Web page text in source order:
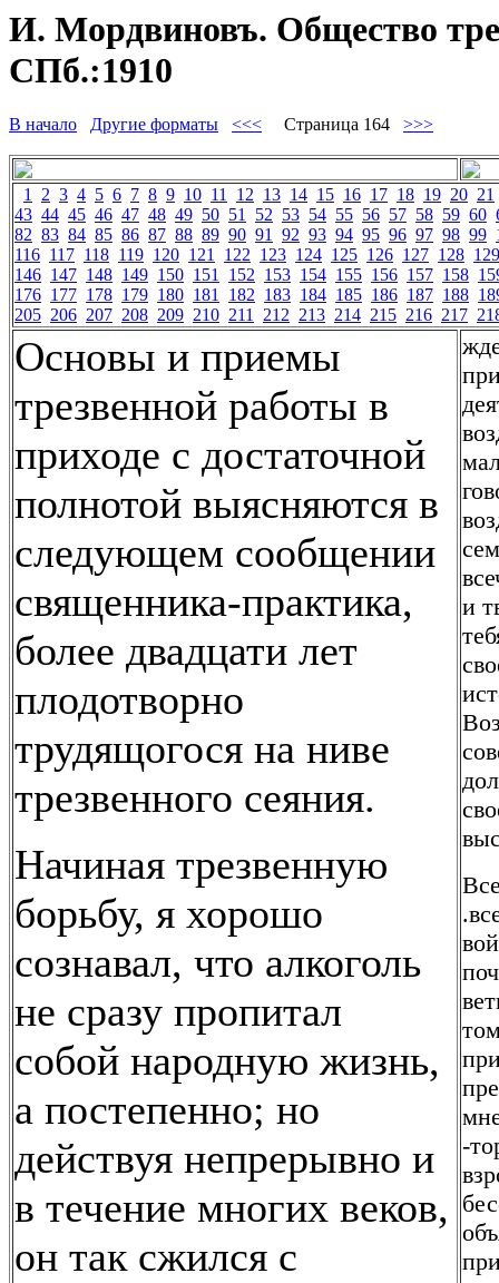
И. Мордвиновъ. Общество
СПб.:1910
В начало Другие форматы <<< Страница 164 >>>
1 2 3 4 5 6 7 8 9 10 11 12 13 14 15 16 17 18 19 20 21
43 44 45 46 47 48 49 50 51 52 53 54 55 56 57 58 59 60
82 83 84 85 86 87 88 89 90 91 92 93 94 95 96 97 98 99
116 117 118 119 120 121 122 123 124 125 126 127 128 129
146 147 148 149 150 151 152 153 154 155 156 157 158
176 177 178 179 180 181 182 183 184 185 186 187 188
205 206 207 208 209 210 211 212 213 214 215 216 217
Основы и приемы
трезвенной работы в
приходе с достаточной
полнотой выясняются в
следующем сообщении
священника-практика,
более двадцати лет
плодотворно
трудящогося на ниве
трезвенного сеяния.
Начиная трезвенную
борьбу, я хорошо
сознавал, что алкоголь
не сразу пропитал
собой народную жизнь,
а постепенно; но
действуя непрерывно и
в течение многих веков,
он так сжился с
и
-